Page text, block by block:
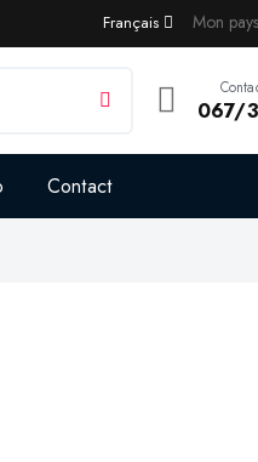
Mon
Français
067/
Contact